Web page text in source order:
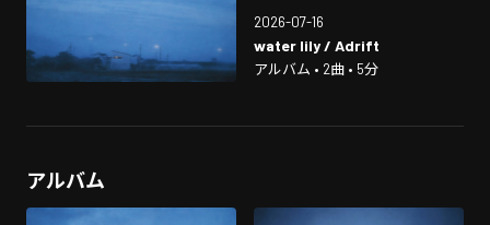
2026-07-16
water lily / Adrift
アルバム • 2曲 • 5分
アルバム